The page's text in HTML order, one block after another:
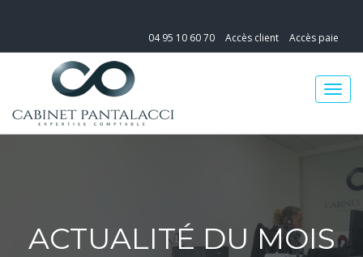
04 95 10 60 70 Accès client Accès paie
ACTUALITÉ DU MOIS